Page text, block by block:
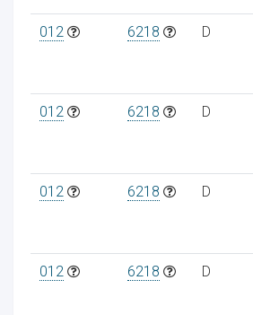
012 6218 D
012 6218 D
012 6218 D
012 6218 D